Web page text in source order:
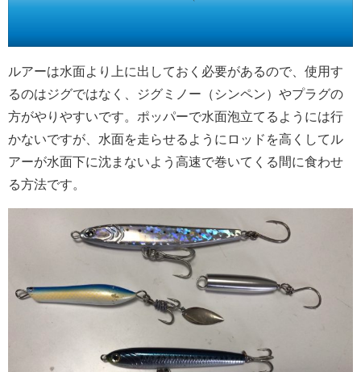
ルアーは水面より上に出しておく必要があるので、使用す
るのはジグではなく、ジグミノー（シンペン）やプラグの
方がやりやすいです。ポッパーで水面泡立てるようには行
かないですが、水面を走らせるようにロッドを高くしてル
アーが水面下に沈まないよう高速で巻いてくる間に食わせ
る方法です。